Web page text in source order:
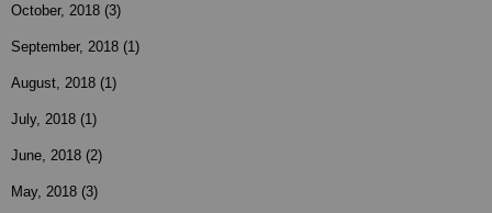
October, 2018 (3)
September, 2018 (1)
August, 2018 (1)
July, 2018 (1)
June, 2018 (2)
May, 2018 (3)